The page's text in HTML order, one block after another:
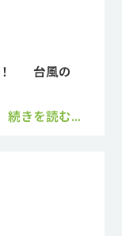
！ 台風の
続きを読む...